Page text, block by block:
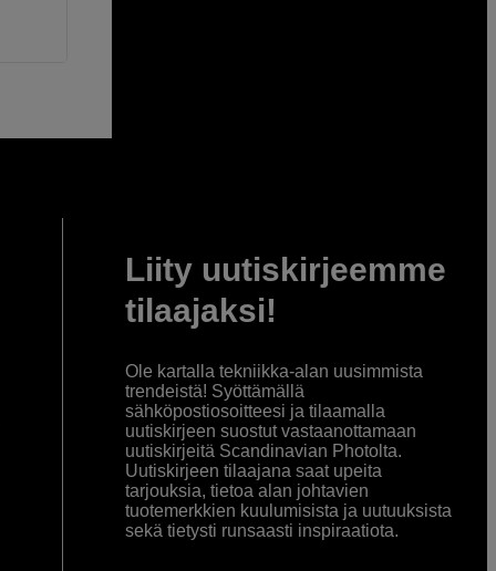
Liity uutiskirjeemme
tilaajaksi!
Ole kartalla tekniikka-alan uusimmista
trendeistä! Syöttämällä
sähköpostiosoitteesi ja tilaamalla
uutiskirjeen suostut vastaanottamaan
uutiskirjeitä Scandinavian Photolta.
Uutiskirjeen tilaajana saat upeita
tarjouksia, tietoa alan johtavien
tuotemerkkien kuulumisista ja uutuuksista
sekä tietysti runsaasti inspiraatiota.